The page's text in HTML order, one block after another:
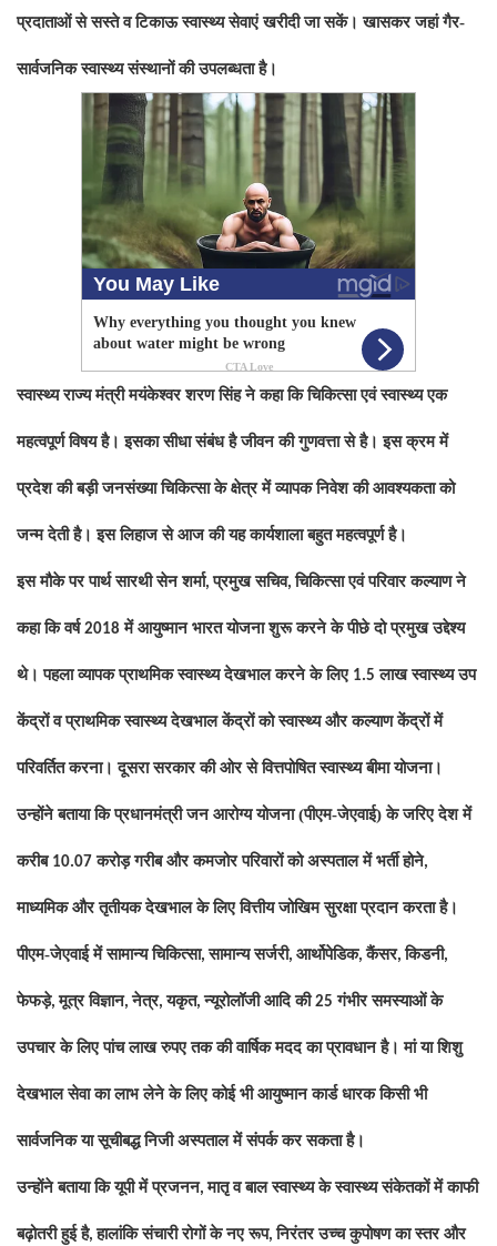
प्रदाताओं से सस्ते व टिकाऊ स्वास्थ्य सेवाएं खरीदी जा सकें। खासकर जहां गैर-
सार्वजनिक स्वास्थ्य संस्थानों की उपलब्धता है।
स्वास्थ्य राज्य मंत्री मयंकेश्वर शरण सिंह ने कहा कि चिकित्सा एवं स्वास्थ्य एक
महत्वपूर्ण विषय है। इसका सीधा संबंध है जीवन की गुणवत्ता से है। इस क्रम में
प्रदेश की बड़ी जनसंख्या चिकित्सा के क्षेत्र में व्यापक निवेश की आवश्यकता को
जन्म देती है। इस लिहाज से आज की यह कार्यशाला बहुत महत्वपूर्ण है।
इस मौके पर पार्थ सारथी सेन शर्मा,प्रमुख सचिव,चिकित्सा एवं परिवार कल्याण ने
कहा कि वर्ष 2018 में आयुष्मान भारत योजना शुरू करने के पीछे दो प्रमुख उद्देश्य
थे। पहला व्यापक प्राथमिक स्वास्थ्य देखभाल करने के लिए 1.5 लाख स्वास्थ्य उप
केंद्रों व प्राथमिक स्वास्थ्य देखभाल केंद्रों को स्वास्थ्य और कल्याण केंद्रों में
परिवर्तित करना। दूसरा सरकार की ओर से वित्तपोषित स्वास्थ्य बीमा योजना।
उन्होंने बताया कि प्रधानमंत्री जन आरोग्य योजना (पीएम-जेएवाई) के जरिए देश में
करीब 10.07 करोड़ गरीब और कमजोर परिवारों को अस्पताल में भर्ती होने,
माध्यमिक और तृतीयक देखभाल के लिए वित्तीय जोखिम सुरक्षा प्रदान करता है।
पीएम-जेएवाई में सामान्य चिकित्सा,सामान्य सर्जरी, आर्थोपेडिक,कैंसर,किडनी,
फेफड़े,मूत्र विज्ञान,नेत्र,यकृत,न्यूरोलॉजी आदि की25 गंभीर समस्याओं के
उपचार के लिए पांच लाख रुपए तक की वार्षिक मदद का प्रावधान है। मां या शिशु
देखभाल सेवा का लाभ लेने के लिए कोई भी आयुष्मान कार्ड धारक किसी भी
सार्वजनिक या सूचीबद्ध निजी अस्पताल में संपर्क कर सकता है।
उन्होंने बताया कि यूपी में प्रजनन,मातृ व बाल स्वास्थ्य के स्वास्थ्य संकेतकों में काफी
बढ़ोतरी हुई है,हालांकि संचारी रोगों के नए रूप,निरंतर उच्च कुपोषण का स्तर और